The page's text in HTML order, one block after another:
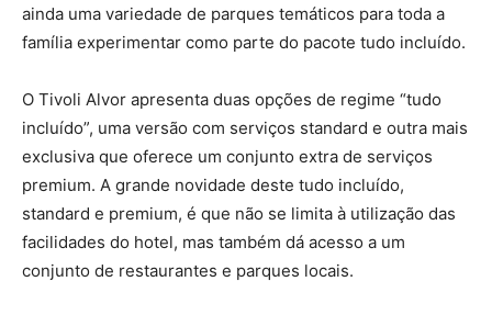
ainda uma variedade de parques temáticos para toda a
família experimentar como parte do pacote tudo incluído.
O Tivoli Alvor apresenta duas opções de regime “tudo
incluído”, uma versão com serviços standard e outra mais
exclusiva que oferece um conjunto extra de serviços
premium. A grande novidade deste tudo incluído,
standard e premium, é que não se limita à utilização das
facilidades do hotel, mas também dá acesso a um
conjunto de restaurantes e parques locais.